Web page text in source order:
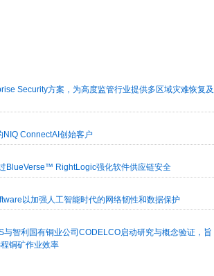
Security方案，为高度监管行业提供多区域灾难恢复及
ConnectAI创始客户
BlueVerse™ RightLogic强化软件供应链安全
以加强人工智能时代的网络韧性和数据保护
与智利国有铜业公司CODELCO启动研究与概念验证，旨
铜矿作业效率